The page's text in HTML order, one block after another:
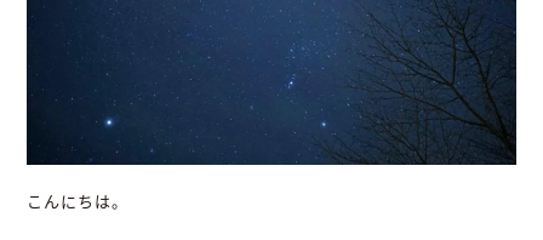
こんにちは。